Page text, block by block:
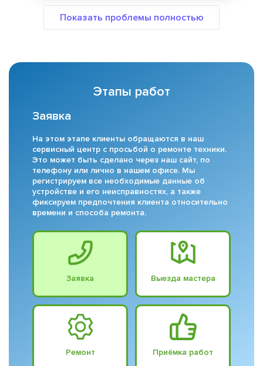
Этапы работ
Заявка
На этом этапе клиенты обращаются в наш
сервисный центр с просьбой о ремонте техники.
Это может быть сделано через наш сайт, по
телефону или лично в нашем офисе. Мы
регистрируем все необходимые данные об
устройстве и его неисправностях, а также
фиксируем предпочтения клиента относительно
времени и способа ремонта.
Заявка Выезда мастера
Ремонт Приёмка работ